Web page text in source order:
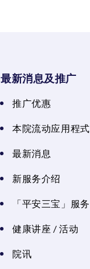
最新消息及推广
推广优惠
本院流动应用程式
最新消息
新服务介绍
「平安三宝」服务
健康讲座 / 活动
院讯